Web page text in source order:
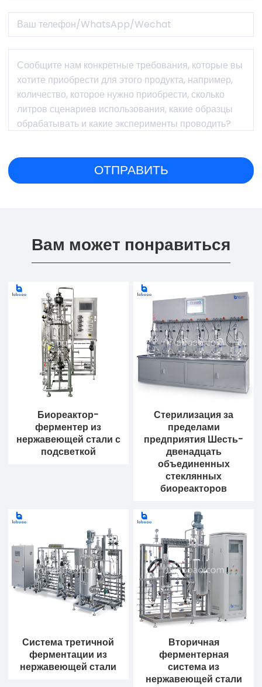
Вам может понравиться
Биореактор-
ферментер из
нержавеющей стали с
подсветкой
Стерилизация за
пределами
предприятия Шесть-
двенадцать
объединенных
стеклянных
биореакторов
Система третичной
ферментации из
нержавеющей стали
Вторичная
ферментерная
система из
нержавеющей стали